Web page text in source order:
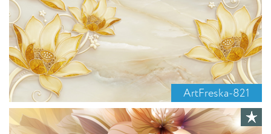
ArtFreska-821